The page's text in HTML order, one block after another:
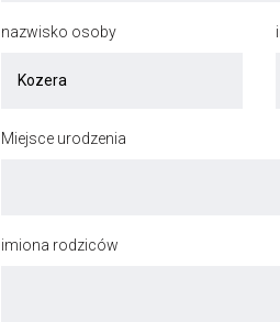
nazwisko osoby
Miejsce urodzenia
imiona rodziców